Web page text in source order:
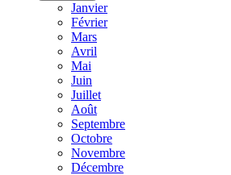
Janvier
Février
Mars
Avril
Mai
Juin
Juillet
Août
Septembre
Octobre
Novembre
Décembre